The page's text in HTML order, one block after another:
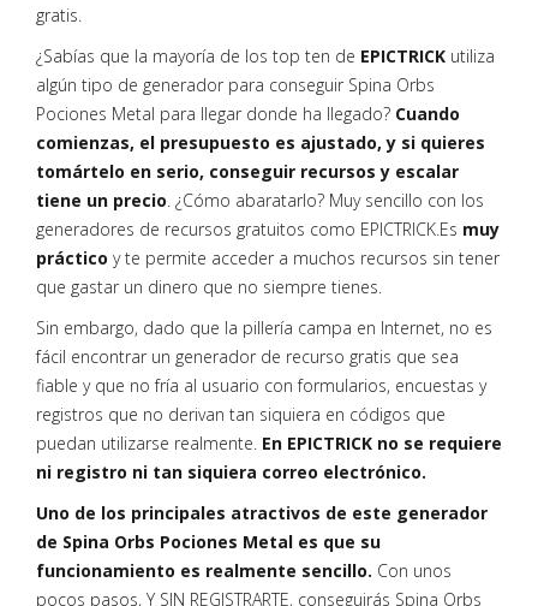
gratis.
¿Sabías que la mayoría de los top ten de EPICTRICK utiliza
algún tipo de generador para conseguir Spina Orbs
Pociones Metal para llegar donde ha llegado? Cuando
comienzas, el presupuesto es ajustado, y si quieres
tomártelo en serio, conseguir recursos y escalar
tiene un precio. ¿Cómo abaratarlo? Muy sencillo con los
generadores de recursos gratuitos como EPICTRICK.Es muy
práctico y te permite acceder a muchos recursos sin tener
que gastar un dinero que no siempre tienes.
Sin embargo, dado que la pillería campa en Internet, no es
fácil encontrar un generador de recurso gratis que sea
fiable y que no fría al usuario con formularios, encuestas y
registros que no derivan tan siquiera en códigos que
puedan utilizarse realmente. En EPICTRICK no se requiere
ni registro ni tan siquiera correo electrónico.
Uno de los principales atractivos de este generador
de Spina Orbs Pociones Metal es que su
funcionamiento es realmente sencillo. Con unos
pocos pasos, Y SIN REGISTRARTE, conseguirás Spina Orbs